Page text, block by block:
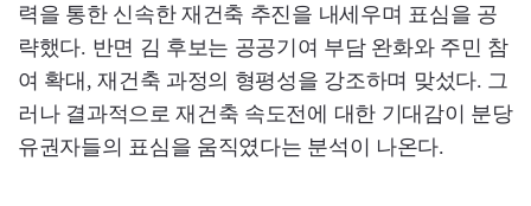
력을 통한 신속한 재건축 추진을 내세우며 표심을 공
략했다. 반면 김 후보는 공공기여 부담 완화와 주민 참
여 확대, 재건축 과정의 형평성을 강조하며 맞섰다. 그
러나 결과적으로 재건축 속도전에 대한 기대감이 분당
유권자들의 표심을 움직였다는 분석이 나온다.